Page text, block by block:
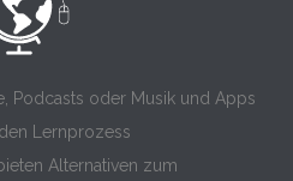
Podcasts oder Musik und Apps
Lernprozess
Alternativen zum